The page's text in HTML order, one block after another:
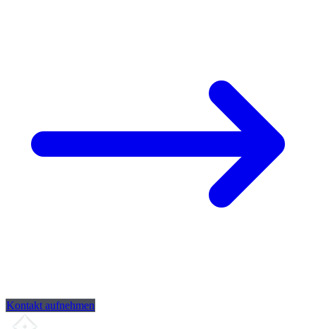
Kontakt aufnehmen